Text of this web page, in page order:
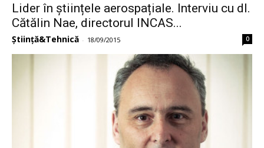
Lider în științele aerospațiale. Interviu cu dl.
Cătălin Nae, directorul INCAS...
Știință&Tehnică - 18/09/2015 0